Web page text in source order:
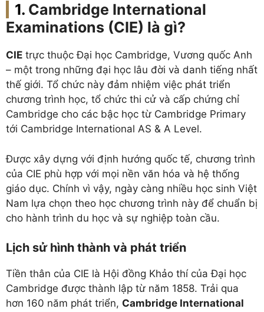
Cambridge International
Examinations (CIE) là gì?
CIE trực thuộc Đại học Cambridge, Vương quốc Anh
– một trong những đại học lâu đời và danh tiếng nhất
thế giới. Tổ chức này đảm nhiệm việc phát triển
chương trình học, tổ chức thi cử và cấp chứng chỉ
Cambridge cho các bậc học từ Cambridge Primary
tới Cambridge International AS & A Level.
Được xây dựng với định hướng quốc tế, chương trình
của CIE phù hợp với mọi nền văn hóa và hệ thống
giáo dục. Chính vì vậy, ngày càng nhiều học sinh Việt
Nam lựa chọn theo học chương trình này để chuẩn bị
cho hành trình du học và sự nghiệp toàn cầu.
Lịch sử hình thành và phát triển
Tiền thân của CIE là Hội đồng Khảo thí của Đại học
Cambridge được thành lập từ năm 1858. Trải qua
hơn 160 năm phát triển, Cambridge International